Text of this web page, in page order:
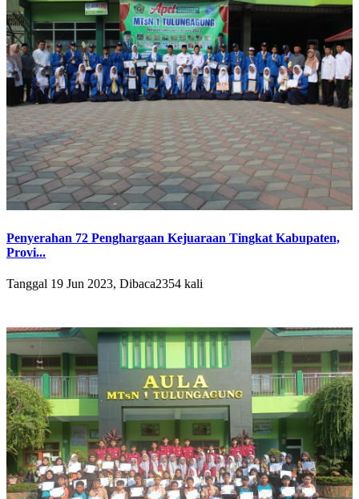
Penyerahan 72 Penghargaan Kejuaraan Tingkat Kabupaten,
Provi...
Tanggal 19 Jun 2023, Dibaca2354 kali